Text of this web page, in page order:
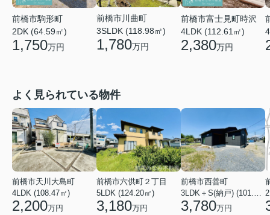
前橋市駒形町
2DK (64.59㎡)
1,750万円
前橋市川曲町
3SLDK (118.98㎡)
1,780万円
前橋市富士見町時沢
4LDK (112.61㎡)
2,380万円
よく見られている物件
前橋市天川大島町
4LDK (108.47㎡)
2,200万円
前橋市六供町２丁目
5LDK (124.20㎡)
3,180万円
前橋市西善町
3,780万円